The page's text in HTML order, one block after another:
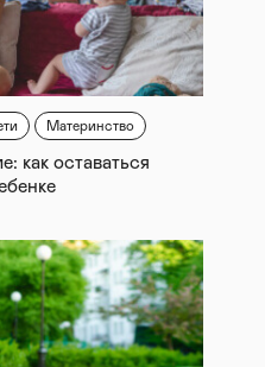
Материнство
как оставаться